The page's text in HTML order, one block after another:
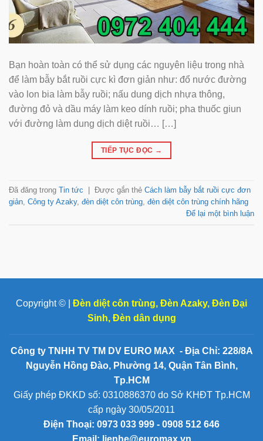
Bạn hoàn toàn có thể sử dụng các nguyên liệu trong nhà
để làm bẫy bắt ruồi cực kì đơn giản như: đổ nước đường
vào lon bia làm bẫy ruồi; nấu dung dịch nhựa thông,
đường đỏ và dầu máy làm keo dính ruồi; pha thuốc giun
với đường làm dung dịch diệt ruồi… […]
TIẾP TỤC ĐỌC →
Đã đăng trong Tin tức Được gắn thẻ Cách làm bẫy bắt ruồi cực đơn
giản, Công ty Azaky, đèn diệt côn trùng, đèn diệt côn trùng chính hãng
Để lại một bình luận
Copyright © | Đèn diệt côn trùng, Đèn Azaky, Đèn Đại
Sinh, Đèn dân dụng
Công ty TNHH TV TM DV EURO MAX - Địa Chỉ: 228/8A
Nguyễn Hồng Đào, Phường 14, Quận Tân Bình,
Tp.HCM
Giấy phép ĐKKD số: 0310886370 do Sở KHĐT Tp.HCM
cấp ngày 30/05/2011
Điện Thoại: 0973 033 999 - 0908 512 646
Email: lienhe@euromax.vn